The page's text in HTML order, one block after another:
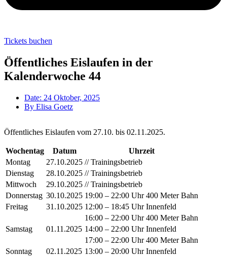
Tickets buchen
Öffentliches Eislaufen in der
Kalenderwoche 44
Date: 24 Oktober, 2025
By Elisa Goetz
Öffentliches Eislaufen vom 27.10. bis 02.11.2025.
Wochentag Datum
Uhrzeit
Montag
27.10.2025 // Trainingsbetrieb
Dienstag
28.10.2025 // Trainingsbetrieb
Mittwoch
29.10.2025 // Trainingsbetrieb
Donnerstag 30.10.2025 19:00 – 22:00 Uhr 400 Meter Bahn
Freitag
31.10.2025 12:00 – 18:45 Uhr Innenfeld
16:00 – 22:00 Uhr 400 Meter Bahn
Samstag
01.11.2025 14:00 – 22:00 Uhr Innenfeld
17:00 – 22:00 Uhr 400 Meter Bahn
Sonntag
02.11.2025 13:00 – 20:00 Uhr Innenfeld